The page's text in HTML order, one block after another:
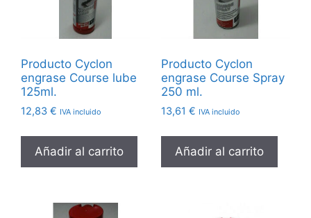
Producto Cyclon
engrase Course lube
125ml.
12,83 € IVA incluido
Añadir al carrito
Producto Cyclon
engrase Course Spray
250 ml.
13,61 € IVA incluido
Añadir al carrito